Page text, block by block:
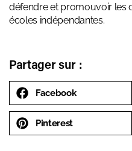
défendre et promouvoir les
écoles indépendantes.
Partager sur :
Facebook
Pinterest